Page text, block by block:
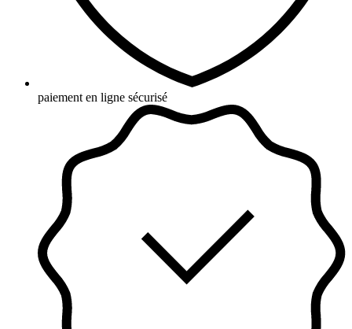
paiement en ligne sécurisé